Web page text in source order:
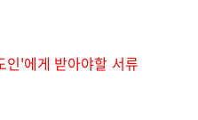
인'에게 받아야할 서류